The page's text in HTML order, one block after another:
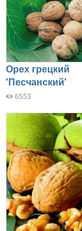
Орех грецкий
'Песчанский'
6553